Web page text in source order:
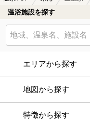
温浴施設を探す
エリアから探す
地図から探す
特徴から探す